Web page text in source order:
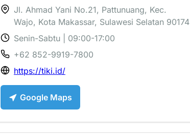
Jl. Ahmad Yani No.21, Pattunuang, Kec.
Wajo, Kota Makassar, Sulawesi Selatan 90174
Senin-Sabtu | 09:00-17:00
+62 852-9919-7800
https://tiki.id/
Google Maps